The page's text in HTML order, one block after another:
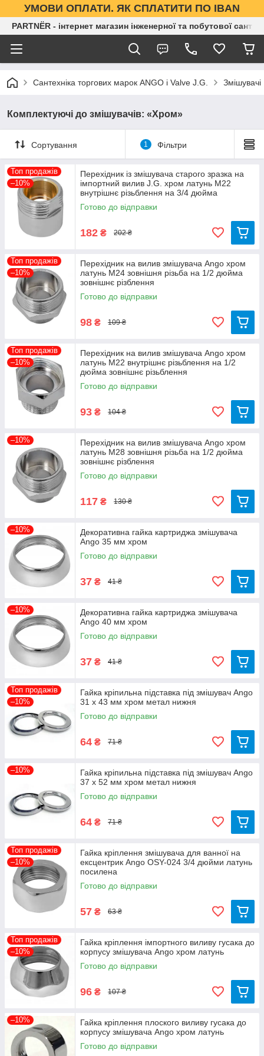
УМОВИ ОПЛАТИ. ЯК СПЛАТИТИ ПО IBAN
PARTNЁR - інтернет магазин інженерної та побутової
Сантехніка торгових марок ANGO і Valve J.G. Змішувачі
Комплектуючі до змішувачів: «Хром»
Сортування 1 Фільтри
Топ продажів
–10%
Перехідник із змішувача старого зразка на
імпортний вилив J.G. хром латунь М22
внутрішнє різьблення на 3/4 дюйма
Готово до відправки
182 ₴ 202 ₴
Топ продажів
–10%
Перехідник на вилив змішувача Ango хром
латунь М24 зовнішня різьба на 1/2 дюйма
зовнішнє різблення
Готово до відправки
98 ₴ 109 ₴
Топ продажів
–10%
Перехідник на вилив змішувача Ango хром
латунь М22 внутрішнє різьблення на 1/2
дюйма зовнішнє різьблення
Готово до відправки
93 ₴ 104 ₴
–10%
Перехідник на вилив змішувача Ango хром
латунь М28 зовнішня різьба на 1/2 дюйма
зовнішнє різблення
Готово до відправки
117 ₴ 130 ₴
–10%
Декоративна гайка картриджа змішувача
Ango 35 мм хром
Готово до відправки
37 ₴ 41 ₴
–10%
Декоративна гайка картриджа змішувача
Ango 40 мм хром
Готово до відправки
37 ₴ 41 ₴
Топ продажів
–10%
Гайка кріпильна підставка під змішувач Ango
31 х 43 мм хром метал нижня
Готово до відправки
64 ₴ 71 ₴
–10%
Гайка кріпильна підставка під змішувач Ango
37 х 52 мм хром метал нижня
Готово до відправки
64 ₴ 71 ₴
Топ продажів
–10%
Гайка кріплення змішувача для ванної на
ексцентрик Ango OSY-024 3/4 дюйми латунь
посилена
Готово до відправки
57 ₴ 63 ₴
Топ продажів
–10%
Гайка кріплення імпортного виливу гусака до
корпусу змішувача Ango хром латунь
Готово до відправки
96 ₴ 107 ₴
–10%
Гайка кріплення плоского виливу гусака до
корпусу змішувача Ango хром латунь
Готово до відправки